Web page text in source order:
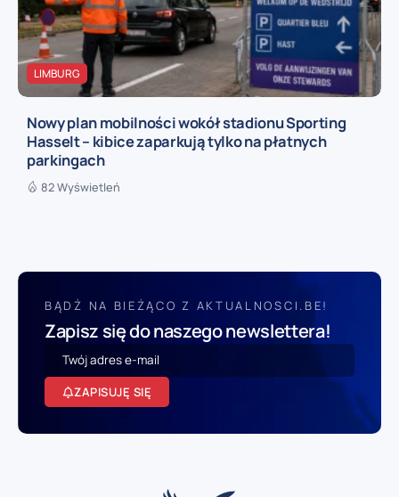
LIMBURG
Nowy plan mobilności wokół stadionu Sporting
Hasselt – kibice zaparkują tylko na płatnych
parkingach
82 Wyświetleń
BĄDŹ NA BIEŻĄCO Z AKTUALNOSCI.BE!
Zapisz się do naszego newslettera!
ZAPISUJĘ SIĘ